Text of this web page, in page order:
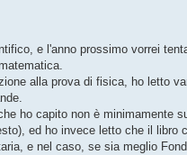
e l'anno prossimo vorrei
alla prova di fisica, ho letto
ho capito non è minimamente
ed ho invece letto che il libro
e nel caso, se sia meglio